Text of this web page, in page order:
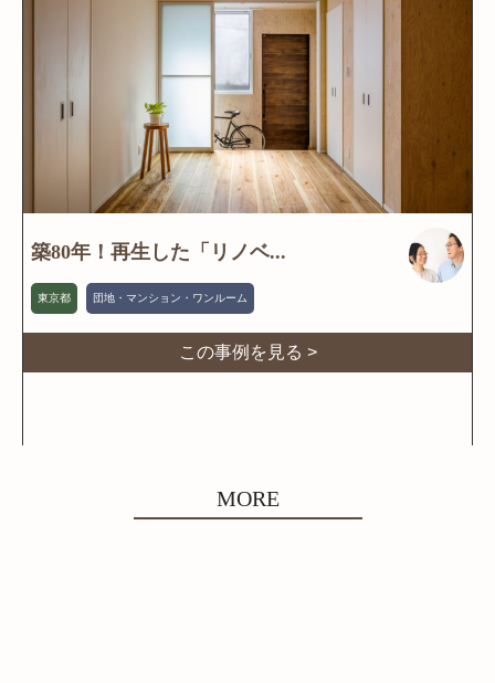
築80年！再生した「リノベ...
東京都 団地・マンション・ワンルーム
この事例を見る >
MORE